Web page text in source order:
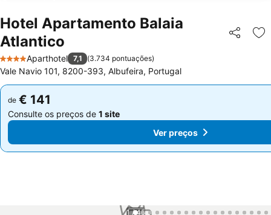
Hotel Apartamento Balaia
Atlantico
Partilhar
4 Estrelas
Aparthotel 7,1 (3.734 pontuações)
Vale Navio 101, 8200-393, Albufeira, Portugal
de € 141
Consulte os preços de 1 site
de € 141
Consulte os preços de 1 site
Ver preços
1 / 45